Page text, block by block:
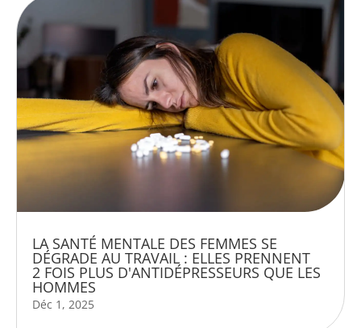
LA SANTÉ MENTALE DES FEMMES SE
DÉGRADE AU TRAVAIL : ELLES PRENNENT
2 FOIS PLUS D'ANTIDÉPRESSEURS QUE LES
HOMMES
Déc 1, 2025